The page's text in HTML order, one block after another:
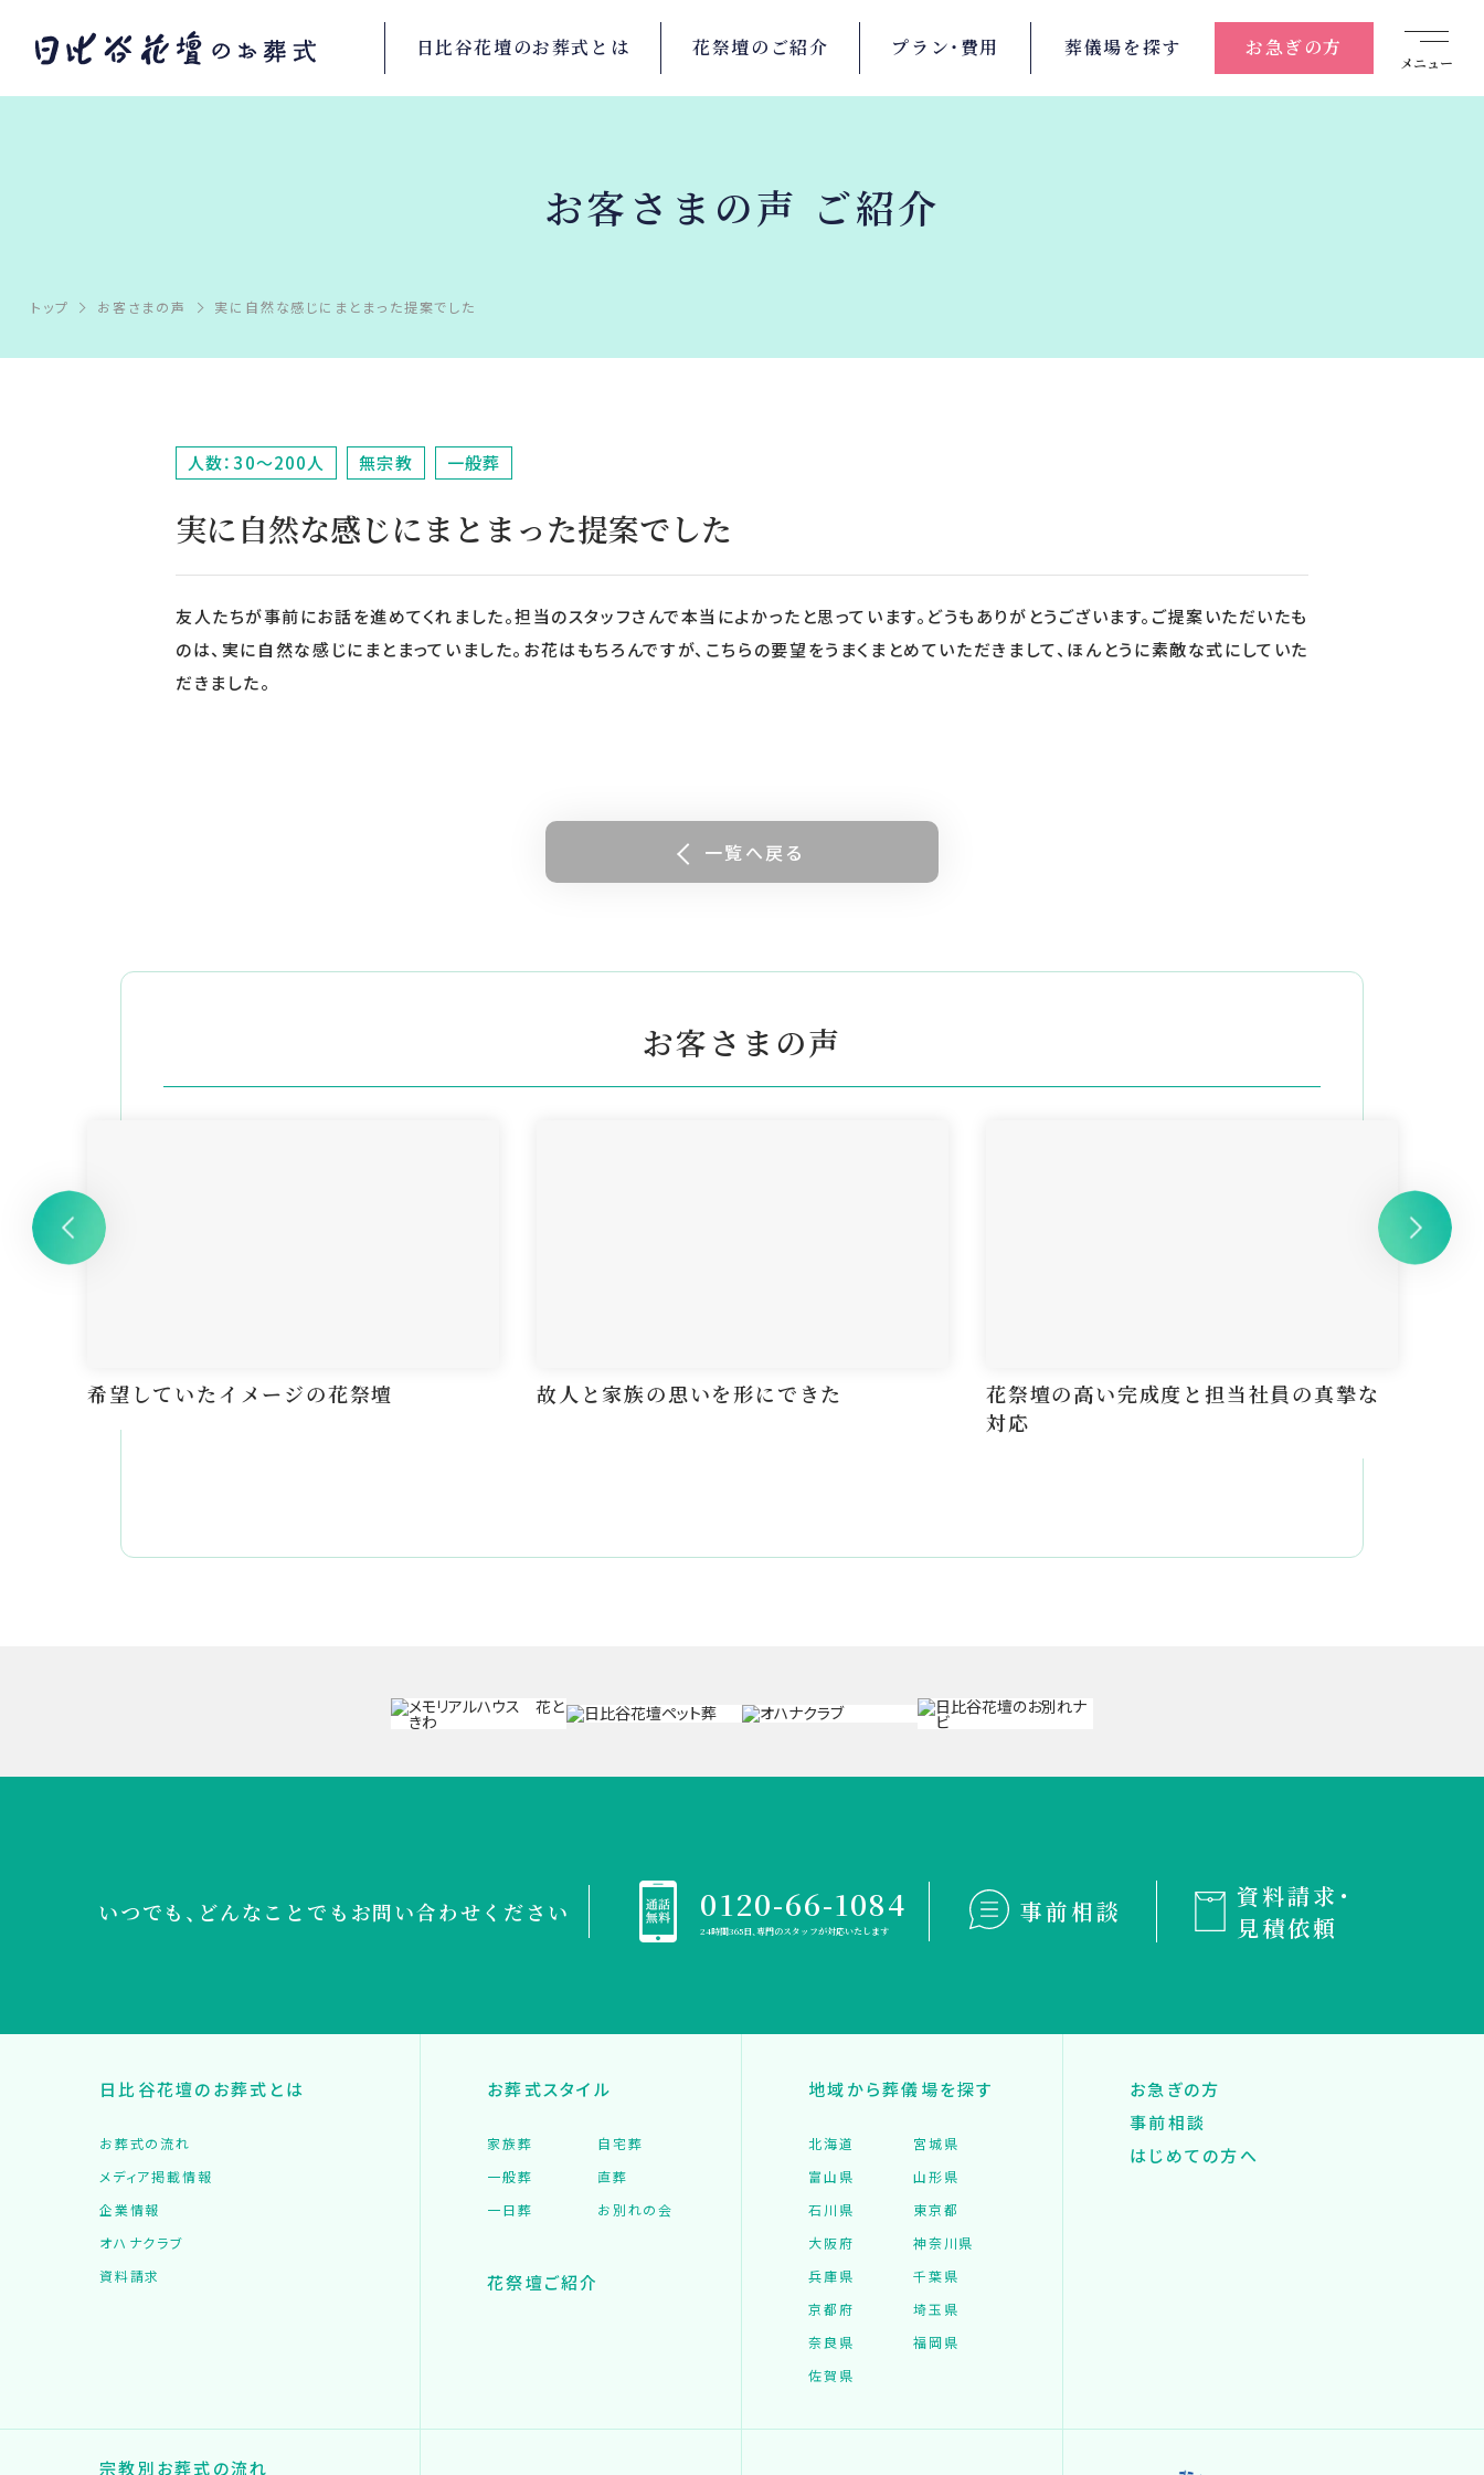
メニュー
日比谷花壇のお葬式とは 花祭壇の ご紹介 プラン・ 費用 葬儀場を探す お急ぎの方
お客さまの声 ご紹介
トップ お客さまの声 実に自然な感じにまとまった提案でした
人数：30～200人 無宗教 一般葬
実に自然な感じにまとまった提案でした
友人たちが事前にお話を進めてくれました。担当のスタッフさんで本当によかったと思っています。どうもありがとうございます。ご提案いただいたも
のは、実に自然な感じにまとまっていました。お花はもちろんですが、こちらの要望をうまくまとめていただきまして、ほんとうに素敵な式にしていた
だきました。
一覧へ戻る
お客さまの声
希望していたイメージの花祭壇 故人と家族の思いを形にできた
花祭壇の高い完成度と担当社員の真摯な
対応
いつでも、どんなことでも お問い合わせください 0120-66-1084
24時間365日、専門のスタッフが対応いたします
事前相談
資料請求・
見積依頼
日比谷花壇のお葬式とは
お葬式の流れ
メディア掲載情報
企業情報
オハナクラブ
資料請求
お葬式スタイル
家族葬
自宅葬
一般葬
直葬
一日葬
お別れの会
花祭壇ご紹介
地域から葬儀場を探す
北海道
宮城県
富山県
山形県
石川県
東京都
大阪府
神奈川県
兵庫県
千葉県
京都府
埼玉県
奈良県
福岡県
佐賀県
お急ぎの方
事前相談
はじめての方へ
宗教別お葬式の流れ